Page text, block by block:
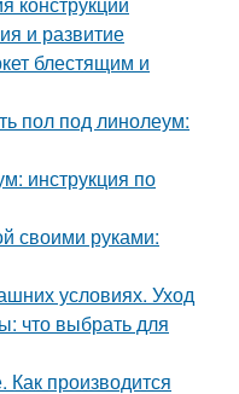
и развитие
блестящим и
пол под линолеум:
инструкция по
своими руками:
условиях. Уход
что выбрать для
производится